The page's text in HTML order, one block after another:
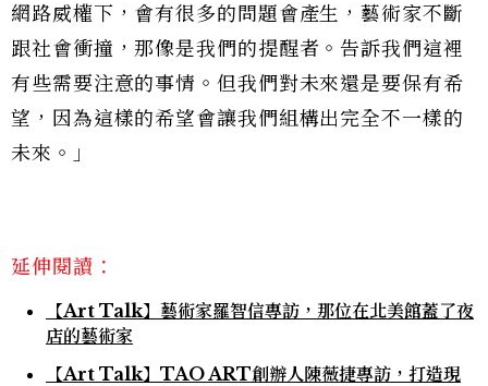
網路威權下，會有很多的問題會產生，藝術家不斷
跟社會衝撞，那像是我們的提醒者。告訴我們這裡
有些需要注意的事情。但我們對未來還是要保有希
望，因為這樣的希望會讓我們組構出完全不一樣的
未來。」
延伸閱讀：
【Art Talk】藝術家羅智信專訪，那位在北美館蓋了夜
店的藝術家
【Art Talk】TAO ART創辦人陳薇捷專訪，打造現